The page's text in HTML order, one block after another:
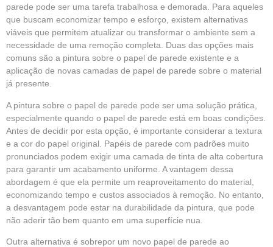
parede pode ser uma tarefa trabalhosa e demorada. Para aqueles
que buscam economizar tempo e esforço, existem alternativas
viáveis que permitem atualizar ou transformar o ambiente sem a
necessidade de uma remoção completa. Duas das opções mais
comuns são a pintura sobre o papel de parede existente e a
aplicação de novas camadas de papel de parede sobre o material
já presente.
A pintura sobre o papel de parede pode ser uma solução prática,
especialmente quando o papel de parede está em boas condições.
Antes de decidir por esta opção, é importante considerar a textura
e a cor do papel original. Papéis de parede com padrões muito
pronunciados podem exigir uma camada de tinta de alta cobertura
para garantir um acabamento uniforme. A vantagem dessa
abordagem é que ela permite um reaproveitamento do material,
economizando tempo e custos associados à remoção. No entanto,
a desvantagem pode estar na durabilidade da pintura, que pode
não aderir tão bem quanto em uma superfície nua.
Outra alternativa é sobrepor um novo papel de parede ao